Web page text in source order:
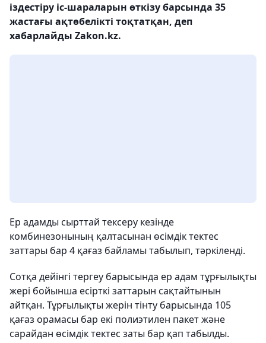
іздестіру іс-шараларын өткізу барсында 35
жастағы ақтөбелікті тоқтатқан, деп
хабарлайды Zakon.kz.
Ер адамды сырттай тексеру кезінде
комбинезонының қалтасынан өсімдік тектес
заттары бар 4 қағаз байламы табылып, тәркіленді.
Сотқа дейінгі тергеу барысында ер адам тұрғылықты
жері бойынша есірткі заттарын сақтайтынын
айтқан. Тұрғылықты жерін тінту барысында 105
қағаз орамасы бар екі полиэтилен пакет және
сарайдан өсімдік тектес заты бар қап табылды.